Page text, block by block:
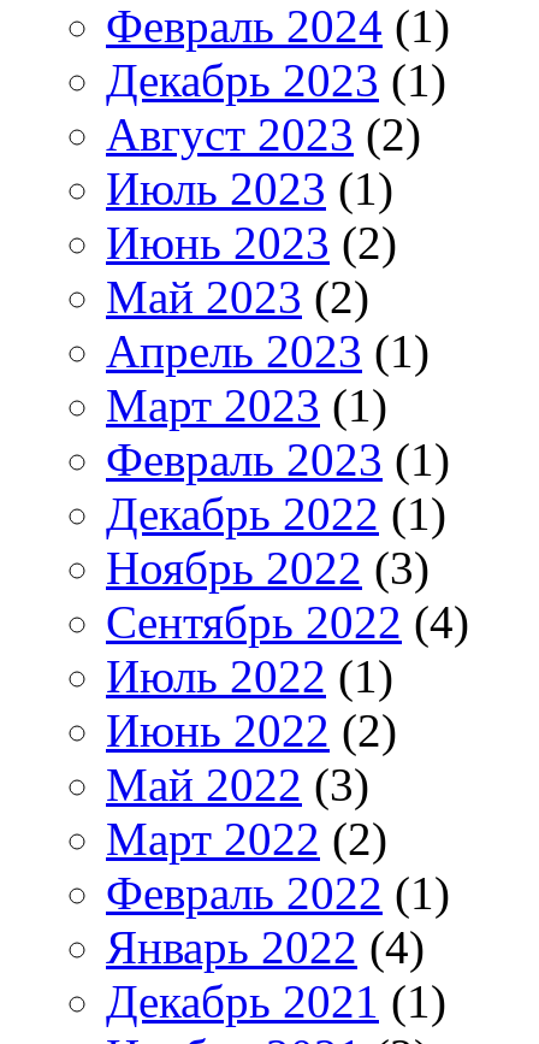
Февраль 2024 (1)
Декабрь 2023 (1)
Август 2023 (2)
Июль 2023 (1)
Июнь 2023 (2)
Май 2023 (2)
Апрель 2023 (1)
Март 2023 (1)
Февраль 2023 (1)
Декабрь 2022 (1)
Ноябрь 2022 (3)
Сентябрь 2022 (4)
Июль 2022 (1)
Июнь 2022 (2)
Май 2022 (3)
Март 2022 (2)
Февраль 2022 (1)
Январь 2022 (4)
Декабрь 2021 (1)